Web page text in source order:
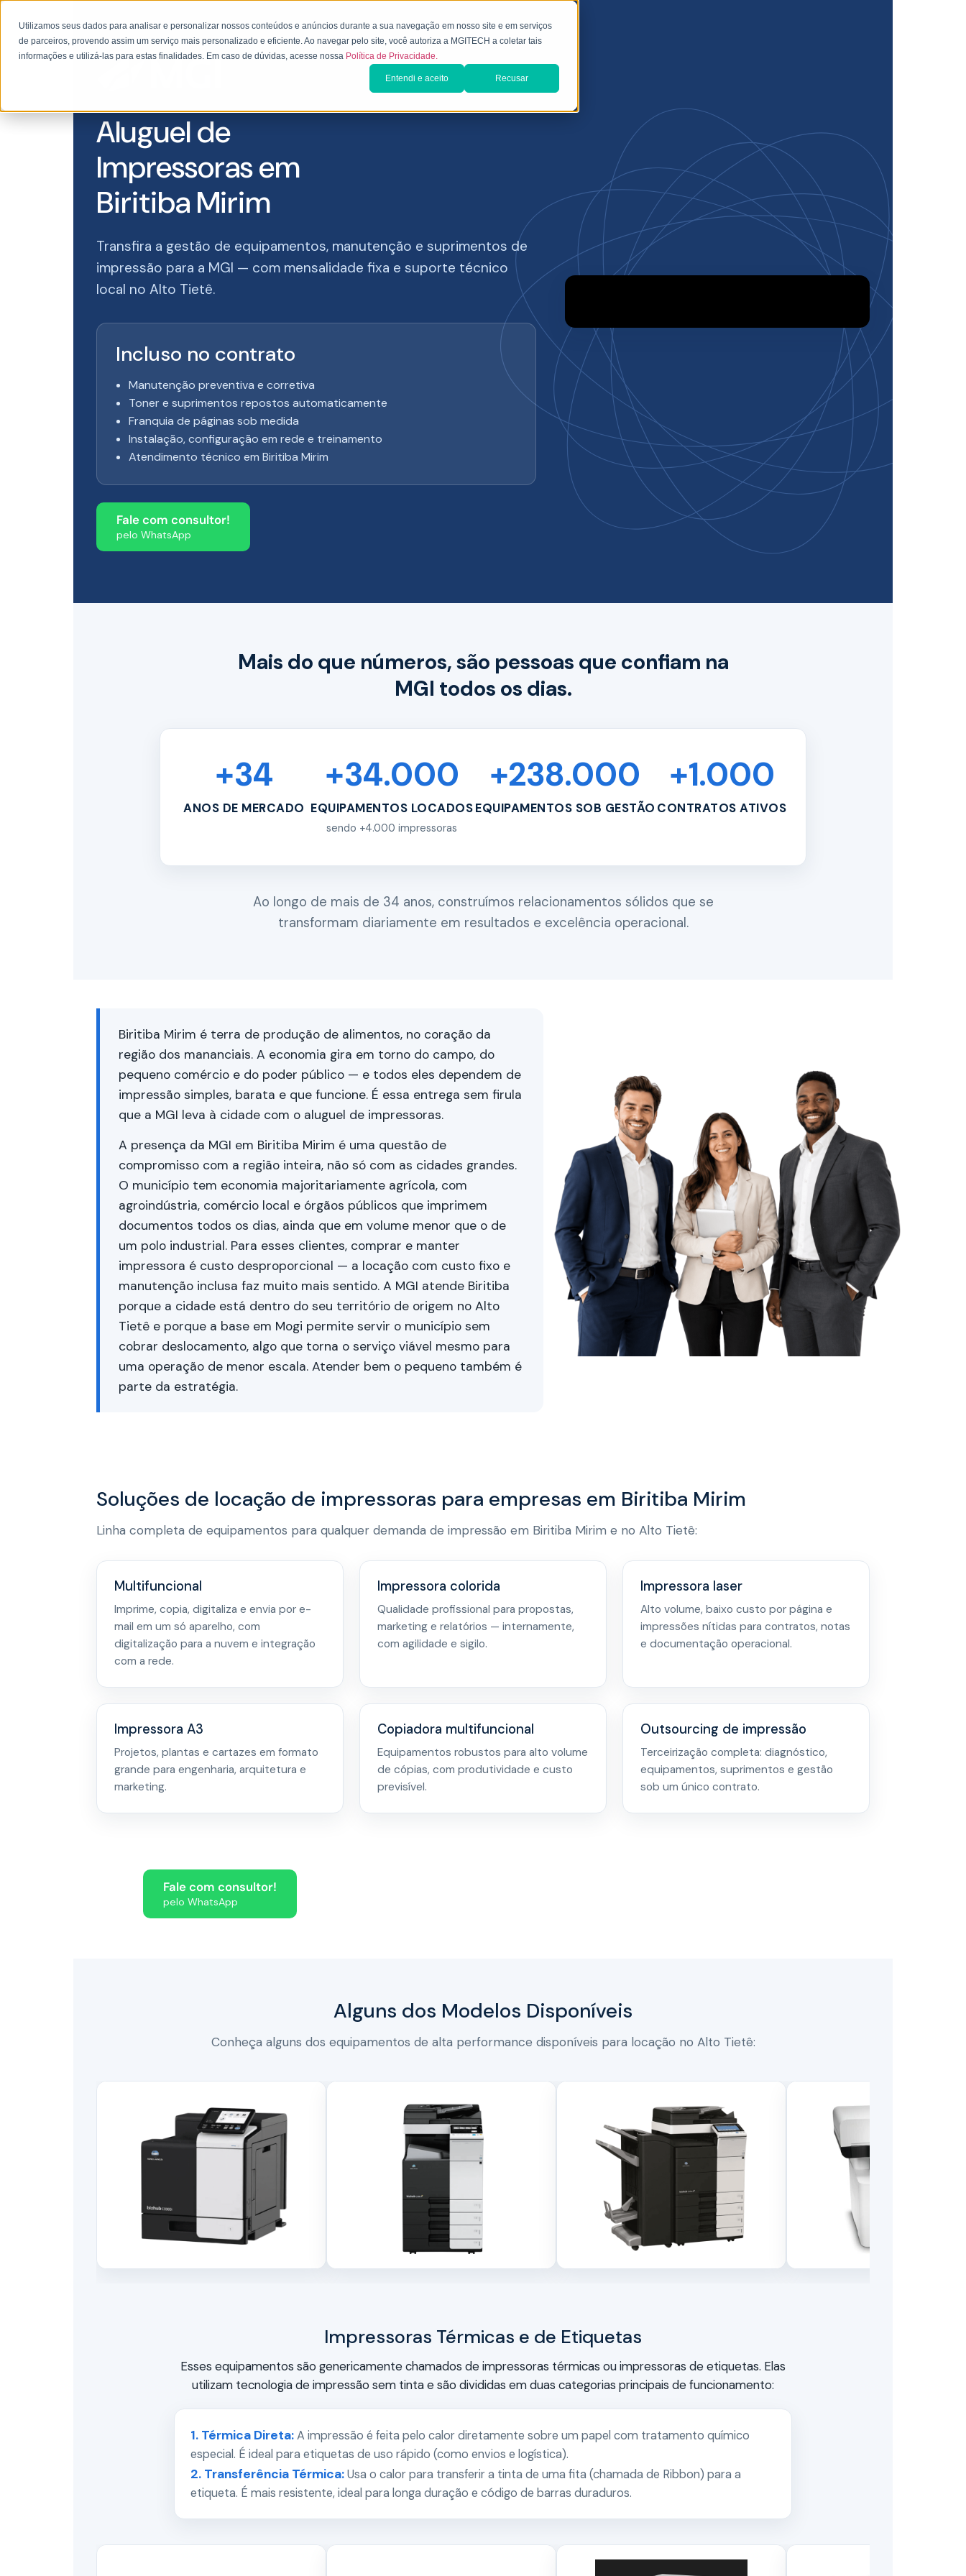
Utilizamos seus dados para analisar e personalizar nossos conteúdos e anúncios durante a sua navegação em nosso site e em serviços
de parceiros, provendo assim um serviço mais personalizado e eficiente. Ao navegar pelo site, você autoriza a MGITECH a coletar tais
informações e utilizá-las para estas finalidades. Em caso de dúvidas, acesse nossa Política de Privacidade.
Entendi e aceito Recusar
Aluguel de
Impressoras em
Biritiba Mirim
Transfira a gestão de equipamentos, manutenção e suprimentos de
impressão para a MGI — com mensalidade fixa e suporte técnico
local no Alto Tietê.
Incluso no contrato
Manutenção preventiva e corretiva
Toner e suprimentos repostos automaticamente
Franquia de páginas sob medida
Instalação, configuração em rede e treinamento
Atendimento técnico em Biritiba Mirim
Fale com consultor!
pelo WhatsApp
Mais do que números, são pessoas que confiam na
MGI todos os dias.
+34
ANOS DE MERCADO
+34.000
EQUIPAMENTOS LOCADOS
sendo +4.000 impressoras
+238.000
EQUIPAMENTOS SOB GESTÃO
+1.000
CONTRATOS ATIVOS
Ao longo de mais de 34 anos, construímos relacionamentos sólidos que se
transformam diariamente em resultados e excelência operacional.
Biritiba Mirim é terra de produção de alimentos, no coração da
região dos mananciais. A economia gira em torno do campo, do
pequeno comércio e do poder público — e todos eles dependem de
impressão simples, barata e que funcione. É essa entrega sem firula
que a MGI leva à cidade com o aluguel de impressoras.
A presença da MGI em Biritiba Mirim é uma questão de
compromisso com a região inteira, não só com as cidades grandes.
O município tem economia majoritariamente agrícola, com
agroindústria, comércio local e órgãos públicos que imprimem
documentos todos os dias, ainda que em volume menor que o de
um polo industrial. Para esses clientes, comprar e manter
impressora é custo desproporcional — a locação com custo fixo e
manutenção inclusa faz muito mais sentido. A MGI atende Biritiba
porque a cidade está dentro do seu território de origem no Alto
Tietê e porque a base em Mogi permite servir o município sem
cobrar deslocamento, algo que torna o serviço viável mesmo para
uma operação de menor escala. Atender bem o pequeno também é
parte da estratégia.
Soluções de locação de impressoras para empresas em Biritiba Mirim
Linha completa de equipamentos para qualquer demanda de impressão em Biritiba Mirim e no Alto Tietê:
Multifuncional
Imprime, copia, digitaliza e envia por e-
mail em um só aparelho, com
digitalização para a nuvem e integração
com a rede.
Impressora colorida
Qualidade profissional para propostas,
marketing e relatórios — internamente,
com agilidade e sigilo.
Impressora laser
Alto volume, baixo custo por página e
impressões nítidas para contratos, notas
e documentação operacional.
Impressora A3
Projetos, plantas e cartazes em formato
grande para engenharia, arquitetura e
marketing.
Copiadora multifuncional
Equipamentos robustos para alto volume
de cópias, com produtividade e custo
previsível.
Outsourcing de impressão
Terceirização completa: diagnóstico,
equipamentos, suprimentos e gestão
sob um único contrato.
Fale com consultor!
pelo WhatsApp
Alguns dos Modelos Disponíveis
Conheça alguns dos equipamentos de alta performance disponíveis para locação no Alto Tietê:
Impressoras Térmicas e de Etiquetas
Esses equipamentos são genericamente chamados de impressoras térmicas ou impressoras de etiquetas. Elas
utilizam tecnologia de impressão sem tinta e são divididas em duas categorias principais de funcionamento:
1. Térmica Direta:A impressão é feita pelo calor diretamente sobre um papel com tratamento químico
especial. É ideal para etiquetas de uso rápido (como envios e logística).
2. Transferência Térmica:Usa o calor para transferir a tinta de uma fita (chamada de Ribbon) para a
etiqueta. É mais resistente, ideal para longa duração e código de barras duraduros.